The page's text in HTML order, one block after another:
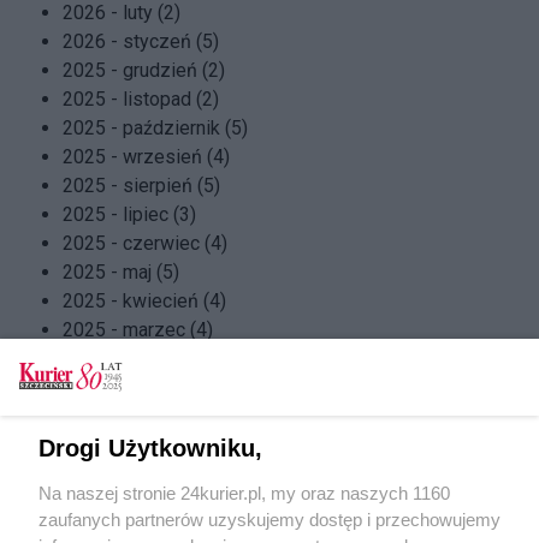
2026 - luty (2)
2026 - styczeń (5)
2025 - grudzień (2)
2025 - listopad (2)
2025 - październik (5)
2025 - wrzesień (4)
2025 - sierpień (5)
2025 - lipiec (3)
2025 - czerwiec (4)
2025 - maj (5)
2025 - kwiecień (4)
2025 - marzec (4)
2025 - luty (4)
2025 - styczeń (5)
2024 - listopad (4)
2024 - wrzesień (4)
2024 - sierpień (5)
Drogi Użytkowniku,
Na naszej stronie 24kurier.pl, my oraz naszych 1160
zaufanych partnerów uzyskujemy dostęp i przechowujemy